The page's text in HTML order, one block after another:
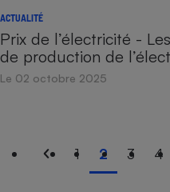
ACTUALITÉ
Prix de l’électricité -
de production de
Le 02 octobre 2025
1 2 3 4